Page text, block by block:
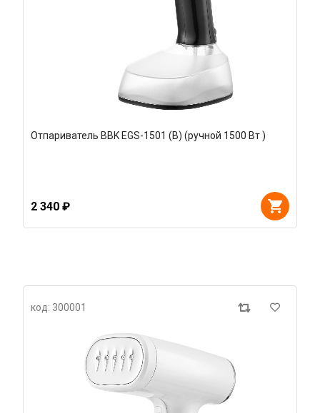
Отпариватель BBK EGS-1501 (B) (ручной 1500 Вт )
2 340 ₽
код: 300001